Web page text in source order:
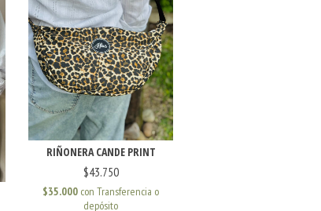
RIÑONERA CANDE PRINT
$43.750
$35.000 con Transferencia o
depósito